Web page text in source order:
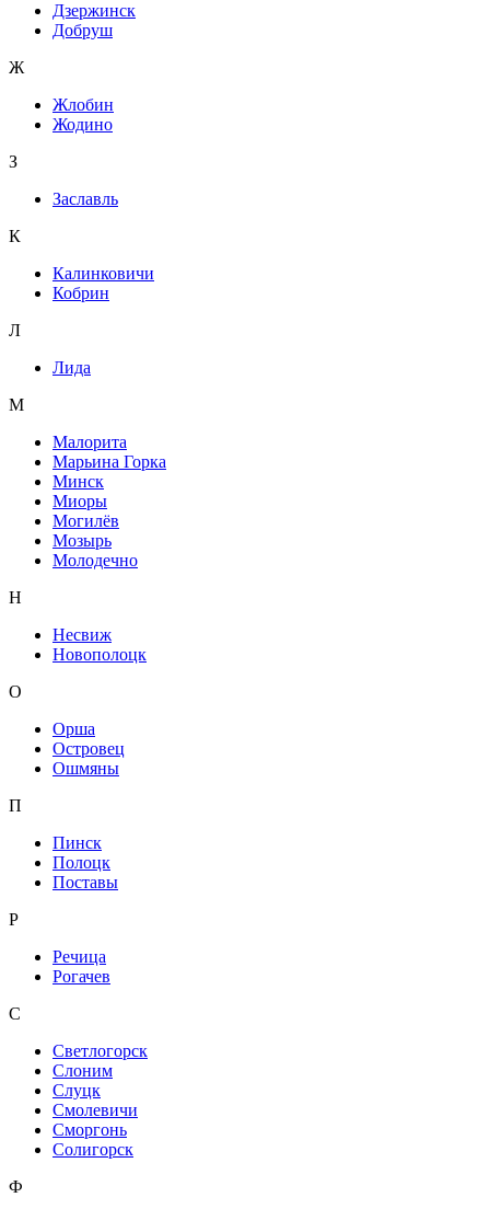
Дзержинск
Добруш
Ж
Жлобин
Жодино
З
Заславль
К
Калинковичи
Кобрин
Л
Лида
М
Малорита
Марьина Горка
Минск
Миоры
Могилёв
Мозырь
Молодечно
Н
Несвиж
Новополоцк
О
Орша
Островец
Ошмяны
П
Пинск
Полоцк
Поставы
Р
Речица
Рогачев
С
Светлогорск
Слоним
Слуцк
Смолевичи
Сморгонь
Солигорск
Ф